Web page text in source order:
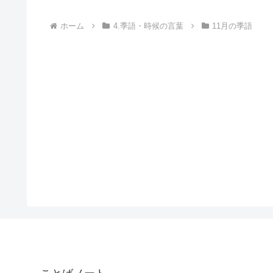
ホーム 4.季語・時候の言葉 11月の季語